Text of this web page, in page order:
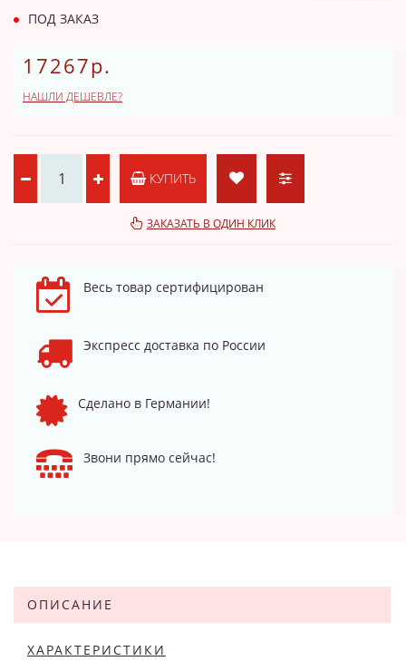
ПОД ЗАКАЗ
17267р.
НАШЛИ ДЕШЕВЛЕ?
КУПИТЬ
ЗАКАЗАТЬ В ОДИН КЛИК
Весь товар сертифицирован
Экспресс доставка по России
Сделано в Германии!
Звони прямо сейчас!
ОПИСАНИЕ
ХАРАКТЕРИСТИКИ